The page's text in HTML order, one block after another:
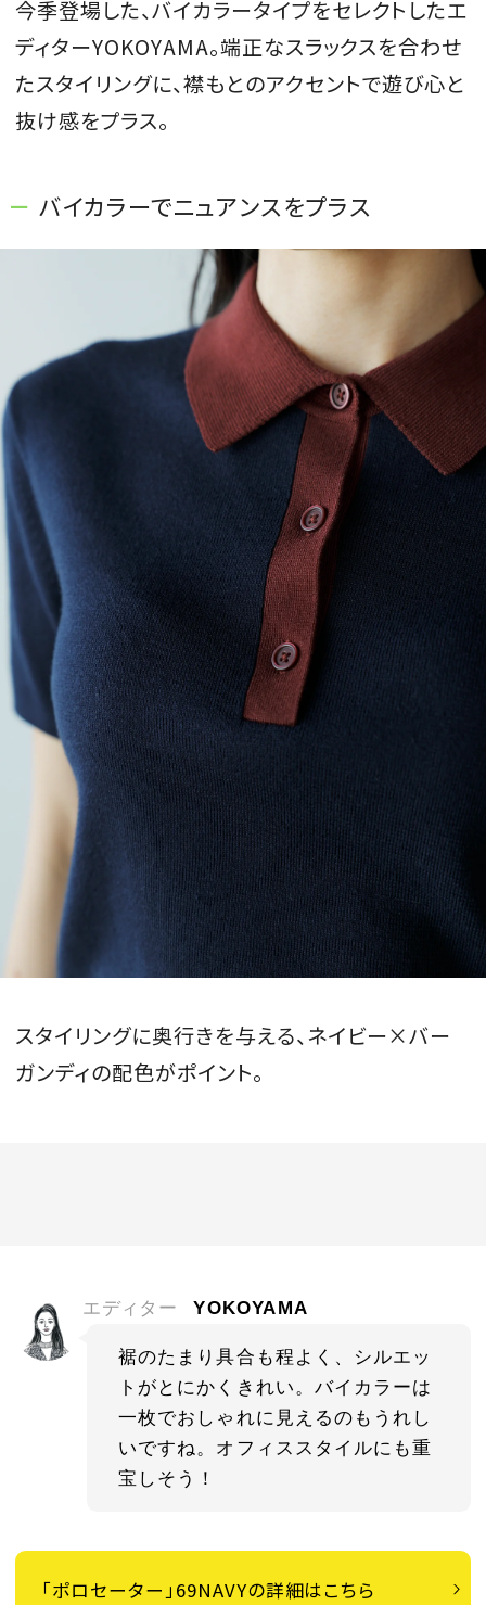
今季登場した、バイカラータイプをセレクトしたエ
ディターYOKOYAMA。端正なスラックスを合わせ
たスタイリングに、襟もとのアクセントで遊び心と
抜け感をプラス。
バイカラーでニュアンスをプラス
スタイリングに奥行きを与える、ネイビー×バー
ガンディの配色がポイント。
エディター YOKOYAMA
裾のたまり具合も程よく、シルエッ
トがとにかくきれい。バイカラーは
一枚でおしゃれに見えるのもうれし
いですね。オフィススタイルにも重
宝しそう！
「ポロセーター」69NAVYの詳細はこちら